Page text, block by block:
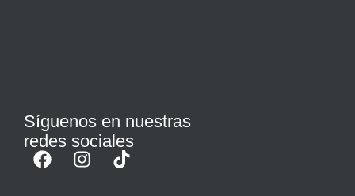
Síguenos en nuestras
redes sociales